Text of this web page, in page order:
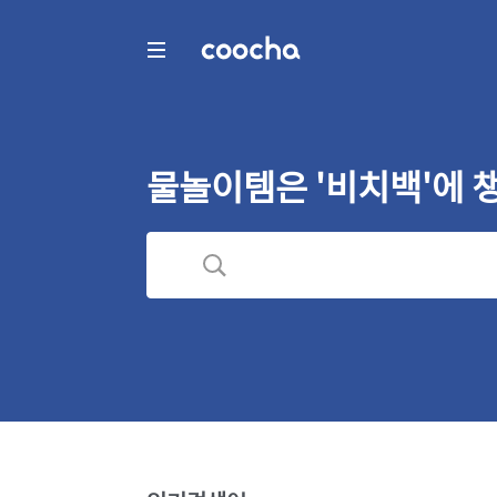
COOCHA
물놀이템은 '비치백'에